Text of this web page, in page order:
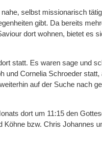
selbst missionarisch
gibt. Da bereits
dort wohnen, bietet es
statt. Es waren sage und
und Cornelia Schroeder
auf der Suche nach
dort um 11:15 den
bzw. Chris Johannes